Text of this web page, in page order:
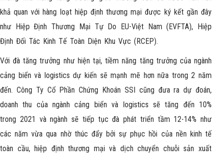
khả quan với hàng loạt hiệp định thương mại được ký kết gần đây
như Hiệp Định Thương Mại Tự Do EU-Việt Nam (EVFTA), Hiệp
Định Đối Tác Kinh Tế Toàn Diện Khu Vực (RCEP).
Với đà tăng trưởng như hiện tại, tiềm năng tăng trưởng của ngành
cảng biển và logistics dự kiến sẽ mạnh mẽ hơn nữa trong 2 năm
đến. Công Ty Cổ Phần Chứng Khoán SSI cũng đưa ra dự đoán,
doanh thu của ngành cảng biển và logistics sẽ tăng đến 10%
trong 2021 và ngành sẽ tiếp tục đà phát triển tầm 12-14% như
các năm vừa qua nhờ thúc đẩy bởi sự phục hồi của nền kinh tế
toàn cầu, hiệp định thương mại và dịch chuyển chuỗi sản xuất